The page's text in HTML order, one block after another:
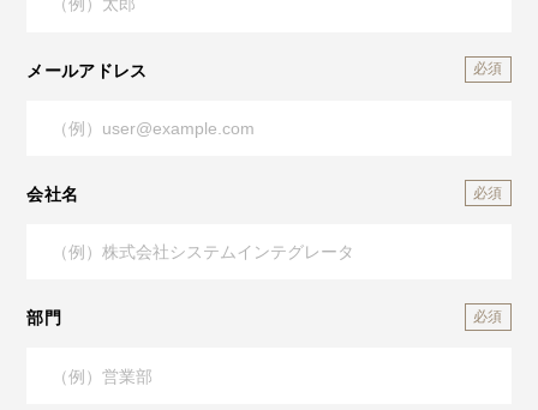
メールアドレス
会社名
部門